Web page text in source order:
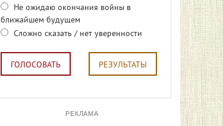
Не ожидаю окончания войны в
ближайшем будущем
Сложно сказать / нет уверенности
ГОЛОСОВАТЬ РЕЗУЛЬТАТЫ
РЕКЛАМА